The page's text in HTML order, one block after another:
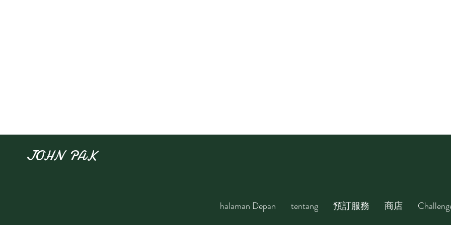
JOHN PAK
halaman Depan tentang 預訂服務 商店